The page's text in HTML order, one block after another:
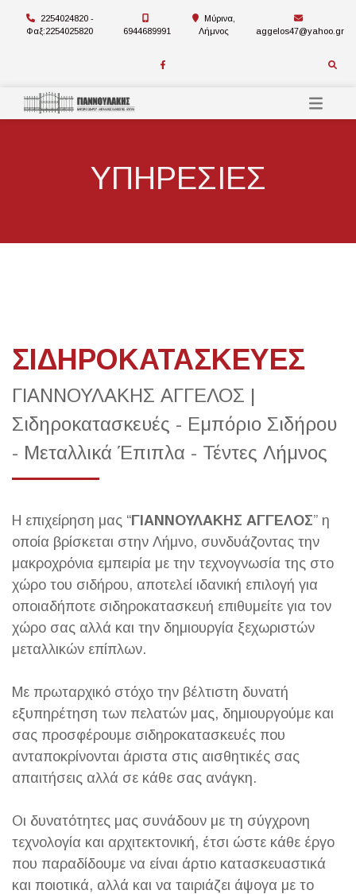
2254024820 -
Φαξ:2254025820
6944689991
Μύρινα,
Λήμνος
aggelos47@yahoo.gr
ΥΠΗΡΕΣΙΕΣ
ΣΙΔΗΡΟΚΑΤΑΣΚΕΥΕΣ
ΓΙΑΝΝΟΥΛΑΚΗΣ ΑΓΓΕΛΟΣ |
Σιδηροκατασκευές - Εμπόριο Σιδήρου
- Μεταλλικά Έπιπλα - Τέντες Λήμνος
Η επιχείρηση μας “ΓΙΑΝΝΟΥΛΑΚΗΣ ΑΓΓΕΛΟΣ” η
οποία βρίσκεται στην Λήμνο, συνδυάζοντας την
μακροχρόνια εμπειρία με την τεχνογνωσία της στο
χώρο του σιδήρου, αποτελεί ιδανική επιλογή για
οποιαδήποτε σιδηροκατασκευή επιθυμείτε για τον
χώρο σας αλλά και την δημιουργία ξεχωριστών
μεταλλικών επίπλων.
Με πρωταρχικό στόχο την βέλτιστη δυνατή
εξυπηρέτηση των πελατών μας, δημιουργούμε και
σας προσφέρουμε σιδηροκατασκευές που
ανταποκρίνονται άριστα στις αισθητικές σας
απαιτήσεις αλλά σε κάθε σας ανάγκη.
Οι δυνατότητες μας συνάδουν με τη σύγχρονη
τεχνολογία και αρχιτεκτονική, έτσι ώστε κάθε έργο
που παραδίδουμε να είναι άρτιο κατασκευαστικά
και ποιοτικά, αλλά και να ταιριάζει άψογα με το